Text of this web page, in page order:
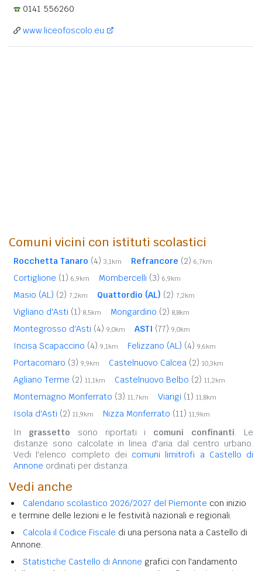
0141 556260
www.liceofoscolo.eu
Comuni vicini con istituti scolastici
Rocchetta Tanaro (4) 3,1km Refrancore (2) 6,7km
Cortiglione (1) 6,9km Mombercelli (3) 6,9km
Masio (AL) (2) 7,2km Quattordio (AL) (2) 7,2km
Vigliano d'Asti (1) 8,5km Mongardino (2) 8,8km
Montegrosso d'Asti (4) 9,0km ASTI (77) 9,0km
Incisa Scapaccino (4) 9,1km Felizzano (AL) (4) 9,6km
Portacomaro (3) 9,9km Castelnuovo Calcea (2) 10,3km
Agliano Terme (2) 11,1km Castelnuovo Belbo (2) 11,2km
Montemagno Monferrato (3) 11,7km Viarigi (1) 11,8km
Isola d'Asti (2) 11,9km Nizza Monferrato (11) 11,9km
In grassetto sono riportati i comuni confinanti. Le
distanze sono calcolate in linea d'aria dal centro urbano.
Vedi l'elenco completo dei comuni limitrofi a Castello di
Annone ordinati per distanza.
Vedi anche
Calendario scolastico 2026/2027 del Piemonte con inizio
e termine delle lezioni e le festività nazionali e regionali.
Calcola il Codice Fiscale di una persona nata a Castello di
Annone.
Statistiche Castello di Annone grafici con l'andamento